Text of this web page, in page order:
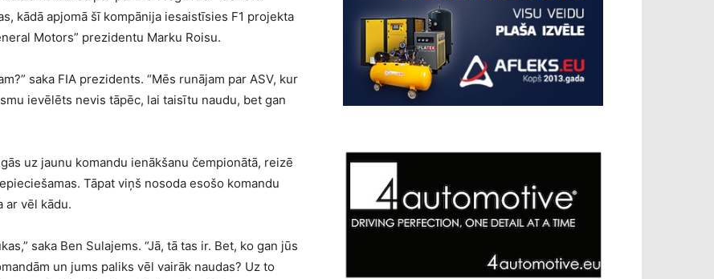
kādā apjomā šī kompānija iesaistīsies F1 projekta
Motors” prezidentu Marku Roisu.
saka FIA prezidents. “Mēs runājam par ASV, kur
ievēlēts nevis tāpēc, lai taisītu naudu, bet gan
uz jaunu komandu ienākšanu čempionātā, reizē
Tāpat viņš nosoda esošo komandu
ar vēl kādu.
saka Ben Sulajems. “Jā, tā tas ir. Bet, ko gan jūs
un jums paliks vēl vairāk naudas? Uz to